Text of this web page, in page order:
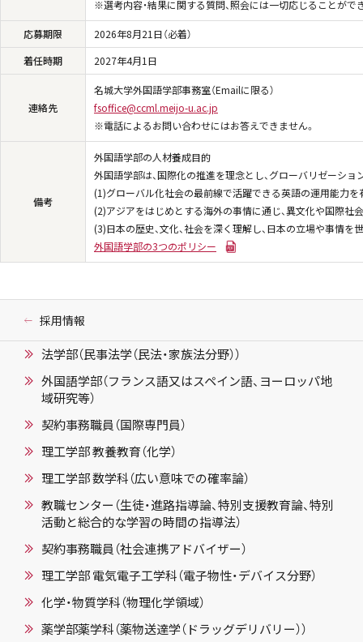
※選考内容・結果に関する質問、照会には一切応じることが
応募期限
2026年8月21日（必着）
着任時期
2027年4月1日
連絡先
名城大学外国語学部事務室（Emailに限る）
fsoffice@ccml.meijo-u.ac.jp
※電話によるお問い合わせにはお答えできません。
備考
外国語学部の人材養成目的
外国語学部は、国際化の推進を理念とし、グローバリゼーシ
(1)グローバル化社会の最前線で活躍できる英語の運用能力を
(2)アジアをはじめとする海外の事情に通じ、異文化や国際社
(3)日本の歴史、文化、社会を深く理解し、日本の立場や事情
外国語学部の3つのポリシー
採用情報
法学部（民事法学（民法・家族法分野））
外国語学部（フランス語又はスペイン語、ヨーロッパ地
域研究等）
契約事務職員（国際専門員）
理工学部 教養教育（化学）
理工学部 数学科（広い意味での確率論）
教職センター（生徒・進路指導論、特別支援教育論、特別
活動と総合的な学習の時間の指導法）
契約事務職員（社会連携アドバイザー）
理工学部 電気電子工学科（電子物性・デバイス分野）
化学・物質学科（物理化学領域）
薬学部薬学科（薬物送達学（ドラッグデリバリー））